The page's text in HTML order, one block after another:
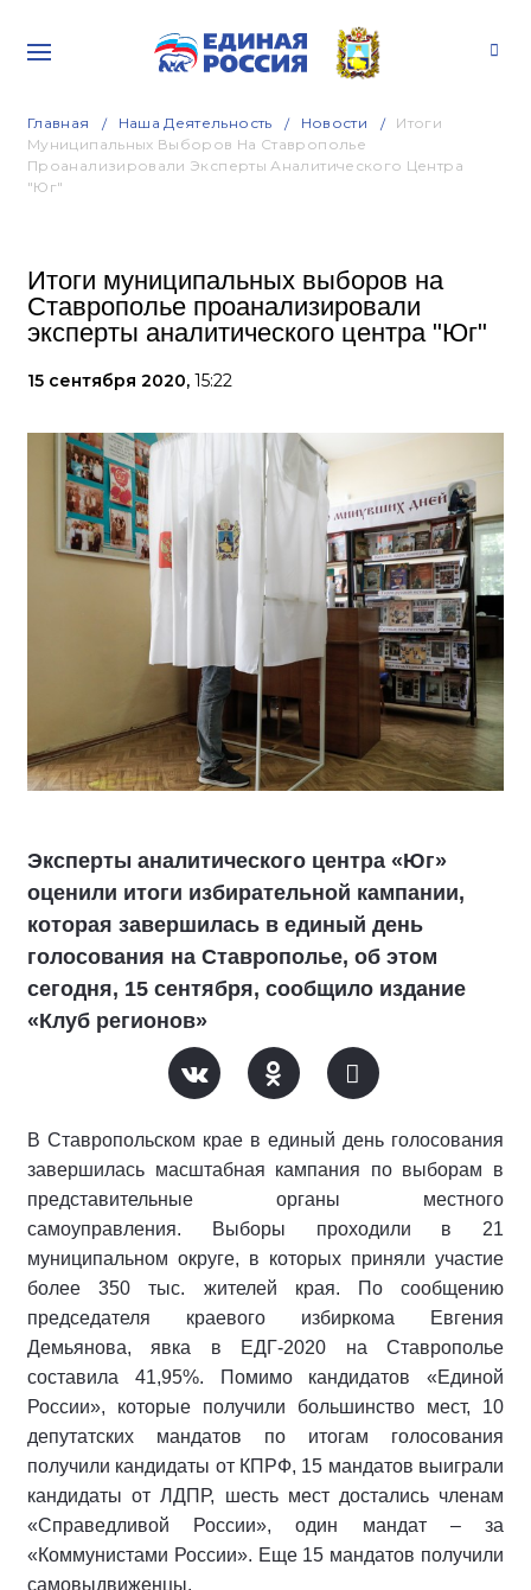
Главная Наша Деятельность Новости
Итоги
Муниципальных Выборов На Ставрополье
Проанализировали Эксперты Аналитического Центра
"Юг"
Итоги муниципальных выборов на
Ставрополье проанализировали
эксперты аналитического центра "Юг"
15 сентября 2020, 15:22
Эксперты аналитического центра «Юг»
оценили итоги избирательной кампании,
которая завершилась в единый день
голосования на Ставрополье, об этом
сегодня, 15 сентября, сообщило издание
«Клуб регионов»
В Ставропольском крае в единый день голосования
завершилась масштабная кампания по выборам в
представительные органы местного
самоуправления. Выборы проходили в 21
муниципальном округе, в которых приняли участие
более 350 тыс. жителей края. По сообщению
председателя краевого избиркома Евгения
Демьянова, явка в ЕДГ-2020 на Ставрополье
составила 41,95%. Помимо кандидатов «Единой
России», которые получили большинство мест, 10
депутатских мандатов по итогам голосования
получили кандидаты от КПРФ, 15 мандатов выиграли
кандидаты от ЛДПР, шесть мест достались членам
«Справедливой России», один мандат – за
«Коммунистами России». Еще 15 мандатов получили
самовыдвиженцы.